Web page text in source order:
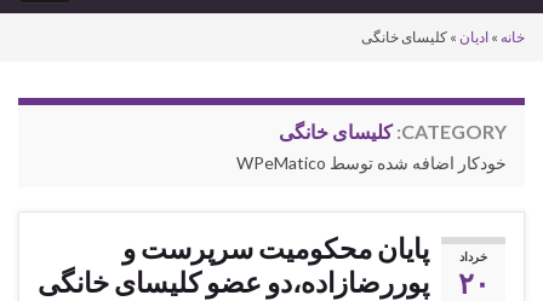
خانه » ادیان » کلیسای خانگی
CATEGORY: کلیسای خانگی
خودکار اضافه شده توسط WPeMatico
خرداد
۲۰
پایان محکومیت سرپرست و
پوررضازاده،دو عضو کلیسای خانگی